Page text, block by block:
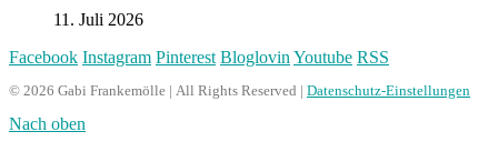
11. Juli 2026
Facebook Instagram Pinterest Bloglovin Youtube RSS
© 2026 Gabi Frankemölle | All Rights Reserved | Datenschutz-Einstellungen
Nach oben